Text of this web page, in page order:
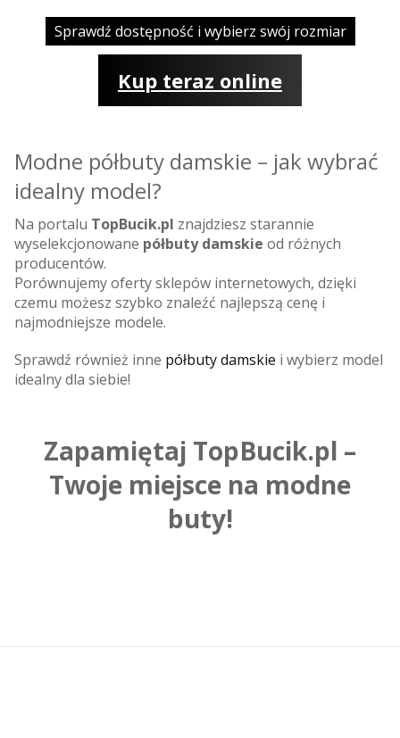
Sprawdź dostępność i wybierz swój rozmiar
Kup teraz online
Modne półbuty damskie – jak wybrać
idealny model?
Na portalu TopBucik.pl znajdziesz starannie
wyselekcjonowane półbuty damskie od różnych
producentów.
Porównujemy oferty sklepów internetowych, dzięki
czemu możesz szybko znaleźć najlepszą cenę i
najmodniejsze modele.
Sprawdź również inne półbuty damskie i wybierz model
idealny dla siebie!
Zapamiętaj TopBucik.pl –
Twoje miejsce na modne
buty!